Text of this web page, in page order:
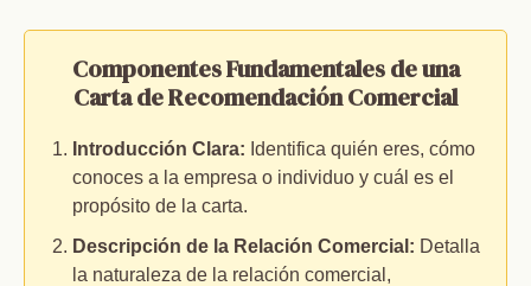
Componentes Fundamentales de una
Carta de Recomendación Comercial
Introducción Clara: Identifica quién eres, cómo
conoces a la empresa o individuo y cuál es el
propósito de la carta.
Descripción de la Relación Comercial: Detalla
la naturaleza de la relación comercial,